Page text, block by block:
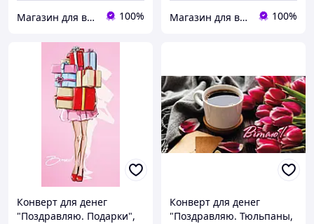
Магазин для всієї сім'ї 100% Магазин для всієї сім'ї 100%
Конверт для денег
"Поздравляю. Подарки",
Конверт для денег
"Поздравляю. Тюльпаны,